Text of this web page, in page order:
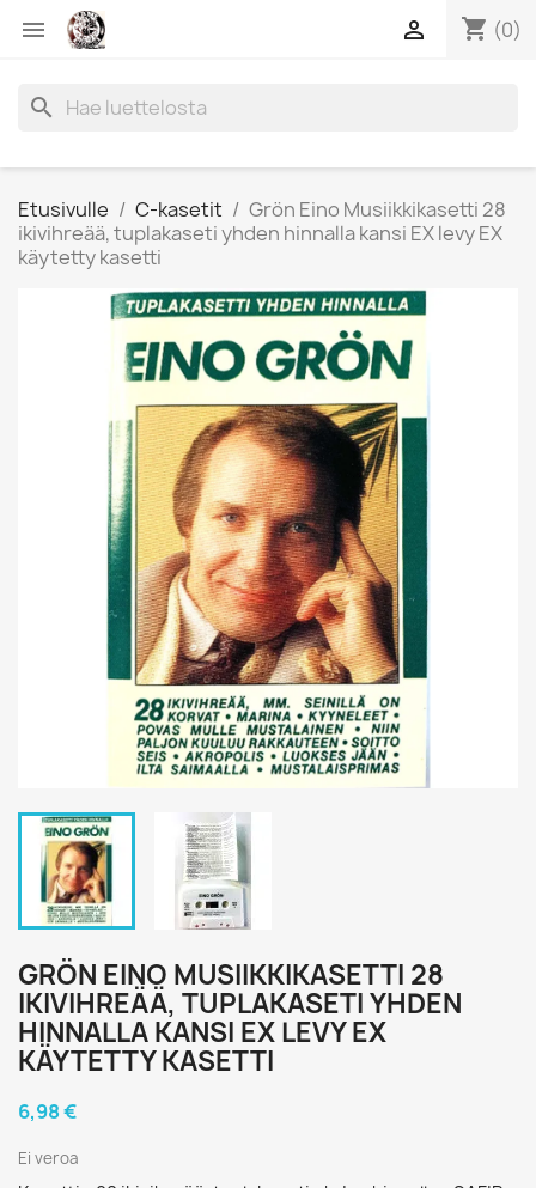
 shopping_cart (0)

search
Etusivulle C-kasetit
Grön Eino Musiikkikasetti 28
ikivihreää, tuplakaseti yhden hinnalla kansi EX levy EX
käytetty kasetti
GRÖN EINO MUSIIKKIKASETTI 28
IKIVIHREÄÄ, TUPLAKASETI YHDEN
HINNALLA KANSI EX LEVY EX
KÄYTETTY KASETTI
6,98 €
Ei veroa